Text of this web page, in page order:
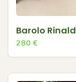
Barolo
280 €